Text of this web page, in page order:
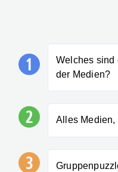
Welches sind
der Medien?
Alles Medien,